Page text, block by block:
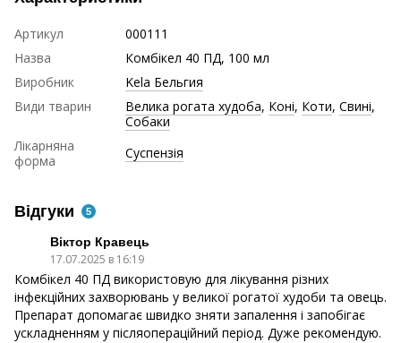
Артикул
000111
Назва
Комбікел 40 ПД, 100 мл
Виробник
Kela Бельгия
Види тварин
Велика рогата худоба, Коні, Коти, Свині,
Собаки
Лікарняна
форма
Суспензія
Відгуки 5
Віктор Кравець
17.07.2025 в 16:19
Комбікел 40 ПД використовую для лікування різних
інфекційних захворювань у великої рогатої худоби та овець.
Препарат допомагає швидко зняти запалення і запобігає
ускладненням у післяопераційний період. Дуже рекомендую.